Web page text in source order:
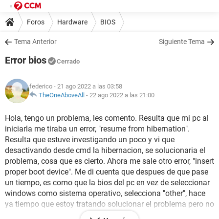
Foros Hardware BIOS
Tema Anterior Siguiente Tema
Error bios Cerrado
federico - 21 ago 2022 a las 03:58
TheOneAboveAll - 22 ago 2022 a las 21:00
Hola, tengo un problema, les comento. Resulta que mi pc al
iniciarla me tiraba un error, "resume from hibernation".
Resulta que estuve investigando un poco y vi que
desactivando desde cmd la hibernacion, se solucionaria el
problema, cosa que es cierto. Ahora me sale otro error, "insert
proper boot device". Me di cuenta que despues de que pase
un tiempo, es como que la bios del pc en vez de seleccionar
windows como sistema operativo, selecciona "other", hace
ya tiempo que estoy tratando solucionar el problema pero no